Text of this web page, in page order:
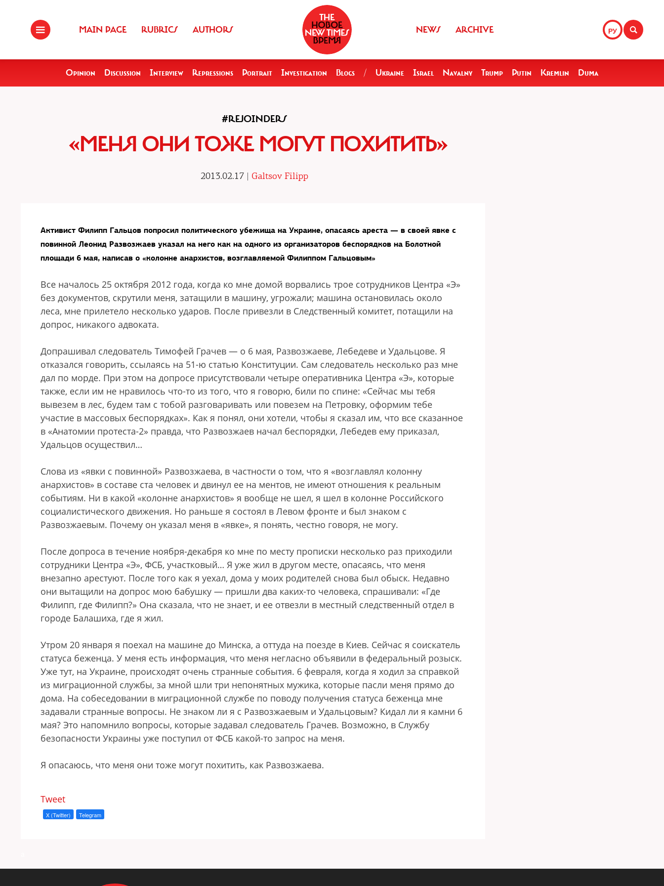
MAIN PAGE RUBRICS AUTHORS РУ
NEWS ARCHIVE
Opinion Discussion Interview Repressions Portrait Investigation Blogs / Ukraine Israel Navalny Trump Putin Kremlin Duma
#REJOINDERS
«МЕНЯ ОНИ ТОЖЕ МОГУТ ПОХИТИТЬ»
2013.02.17 | Galtsov Filipp
Активист Филипп Гальцов попросил политического убежища на Украине, опасаясь ареста — в своей явке с
повинной Леонид Развозжаев указал на него как на одного из организаторов беспорядков на Болотной
площади 6 мая, написав о «колонне анархистов, возглавляемой Филиппом Гальцовым»
Все началось 25 октября 2012 года, когда ко мне домой ворвались трое сотрудников Центра «Э»
без документов, скрутили меня, затащили в машину, угрожали; машина остановилась около
леса, мне прилетело несколько ударов. После привезли в Следственный комитет, потащили на
допрос, никакого адвоката.
Допрашивал следователь Тимофей Грачев — о 6 мая, Развозжаеве, Лебедеве и Удальцове. Я
отказался говорить, ссылаясь на 51-ю статью Конституции. Сам следователь несколько раз мне
дал по морде. При этом на допросе присутствовали четыре оперативника Центра «Э», которые
также, если им не нравилось что-то из того, что я говорю, били по спине: «Сейчас мы тебя
вывезем в лес, будем там с тобой разговаривать или повезем на Петровку, оформим тебе
участие в массовых беспорядках». Как я понял, они хотели, чтобы я сказал им, что все сказанное
в «Анатомии протеста-2» правда, что Развозжаев начал беспорядки, Лебедев ему приказал,
Удальцов осуществил…
Слова из «явки с повинной» Развозжаева, в частности о том, что я «возглавлял колонну
анархистов» в составе ста человек и двинул ее на ментов, не имеют отношения к реальным
событиям. Ни в какой «колонне анархистов» я вообще не шел, я шел в колонне Российского
социалистического движения. Но раньше я состоял в Левом фронте и был знаком с
Развозжаевым. Почему он указал меня в «явке», я понять, честно говоря, не могу.
После допроса в течение ноября-декабря ко мне по месту прописки несколько раз приходили
сотрудники Центра «Э», ФСБ, участковый… Я уже жил в другом месте, опасаясь, что меня
внезапно арестуют. После того как я уехал, дома у моих родителей снова был обыск. Недавно
они вытащили на допрос мою бабушку — пришли два каких-то человека, спрашивали: «Где
Филипп, где Филипп?» Она сказала, что не знает, и ее отвезли в местный следственный отдел в
городе Балашиха, где я жил.
Утром 20 января я поехал на машине до Минска, а оттуда на поезде в Киев. Сейчас я соискатель
статуса беженца. У меня есть информация, что меня негласно объявили в федеральный розыск.
Уже тут, на Украине, происходят очень странные события. 6 февраля, когда я ходил за справкой
из миграционной службы, за мной шли три непонятных мужика, которые пасли меня прямо до
дома. На собеседовании в миграционной службе по поводу получения статуса беженца мне
задавали странные вопросы. Не знаком ли я с Развозжаевым и Удальцовым? Кидал ли я камни 6
мая? Это напомнило вопросы, которые задавал следователь Грачев. Возможно, в Службу
безопасности Украины уже поступил от ФСБ какой-то запрос на меня.
Я опасаюсь, что меня они тоже могут похитить, как Развозжаева.
Tweet
X (Twitter) Telegram